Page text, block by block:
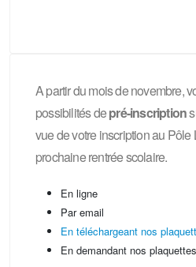
A partir du mois de novembre,
possibilités depré-inscription
vue de votre inscription au
prochaine rentrée scolaire.
En ligne
Par email
En téléchargeant nos
En demandant nos